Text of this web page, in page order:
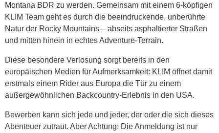
Montana BDR zu werden. Gemeinsam mit einem 6-köpfigen
KLIM Team geht es durch die beeindruckende, unberührte
Natur der Rocky Mountains – abseits asphaltierter Straßen
und mitten hinein in echtes Adventure-Terrain.
Diese besondere Verlosung sorgt bereits in den
europäischen Medien für Aufmerksamkeit: KLIM öffnet damit
erstmals einem Rider aus Europa die Tür zu einem
außergewöhnlichen Backcountry-Erlebnis in den USA.
Bewerben kann sich jede und jeder, der oder die sich dieses
Abenteuer zutraut. Aber Achtung: Die Anmeldung ist nur